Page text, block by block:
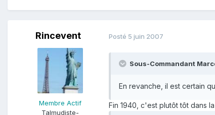
Rincevent
Membre Actif
Talmudiste-
Posté 5 juin 2007
Sous-Commandant
En revanche, il est certain
Fin 1940, c'est plutôt tôt dans